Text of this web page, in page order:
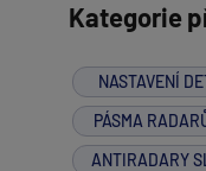
Kategorie
NASTAVENÍ
PÁSMA
ANTIRADARY